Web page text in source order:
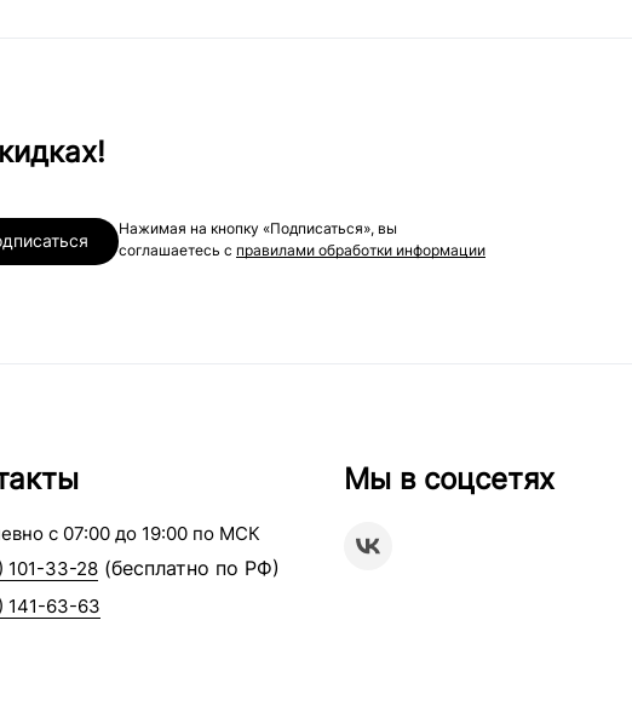
Нажимая на кнопку «Подписаться», вы
соглашаетесь с правилами обработки информации
с 07:00 до 19:00 по МСК
101-33-28 (бесплатно по РФ)
141-63-63
Мы в соцсетях